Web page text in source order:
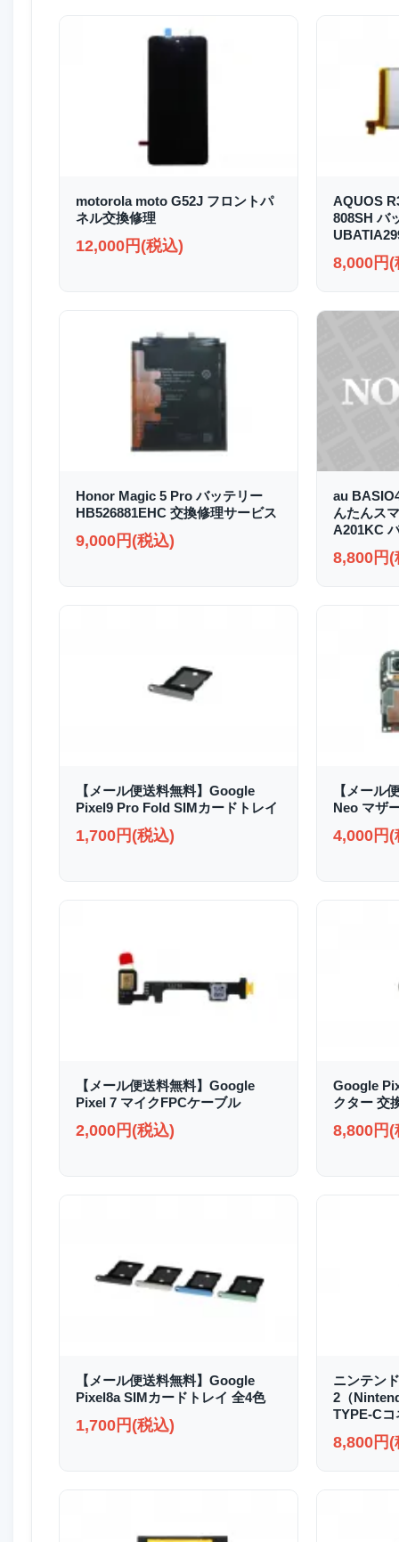
motorola moto G52J フロントパ
ネル交換修理
12,000円(税込)
AQUOS
808SH バ
8,000円(
Honor Magic 5 Pro バッテリー
HB526881EHC 交換修理サービス
9,000円(税込)
au
んたんス
A201KC
8,800円(
【メール便送料無料】Google
Pixel9 Pro Fold SIMカードトレイ
1,700円(税込)
【メール
Neo マザ
4,000円(
【メール便送料無料】Google
Pixel 7 マイクFPCケーブル
2,000円(税込)
Google
クター 交
8,800円(
【メール便送料無料】Google
Pixel8a SIMカードトレイ 全4色
1,700円(税込)
ニンテン
2（
TYPE-C
8,800円(